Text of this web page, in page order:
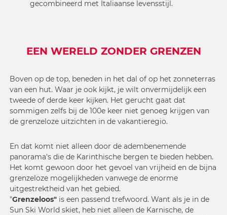
gecombineerd met Italiaanse levensstijl.
EEN WERELD ZONDER GRENZEN
Boven op de top, beneden in het dal of op het zonneterras
van een hut. Waar je ook kijkt, je wilt onvermijdelijk een
tweede of derde keer kijken. Het gerucht gaat dat
sommigen zelfs bij de 100e keer niet genoeg krijgen van
de grenzeloze uitzichten in de vakantieregio.
En dat komt niet alleen door de adembenemende
panorama's die de Karinthische bergen te bieden hebben.
Het komt gewoon door het gevoel van vrijheid en de bijna
grenzeloze mogelijkheden vanwege de enorme
uitgestrektheid van het gebied.
"Grenzeloos" is een passend trefwoord. Want als je in de
Sun Ski World skiet, heb niet alleen de Karnische, de